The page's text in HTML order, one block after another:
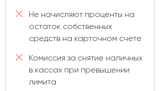
Не начисляют проценты на
остаток собственных
средств на карточном счете
Комиссия за снятие наличных
в кассах при превышении
лимита